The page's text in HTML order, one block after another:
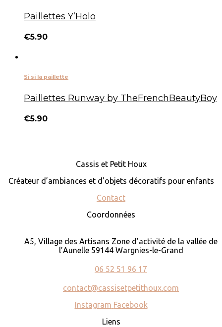
Paillettes Y’Holo
€5.90
Si si la paillette
Paillettes Runway by TheFrenchBeautyBoy
€5.90
Cassis et Petit Houx
Créateur d’ambiances et d’objets décoratifs pour enfants
Contact
Coordonnées
A5, Village des Artisans Zone d’activité de la vallée de
l’Aunelle 59144 Wargnies-le-Grand
06 52 51 96 17
contact@cassisetpetithoux.com
Instagram Facebook
Liens